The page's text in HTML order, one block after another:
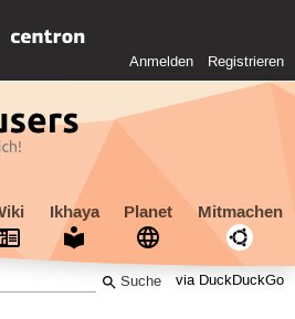
Anmelden Registrieren
Ikhaya Planet Mitmachen
via DuckDuckGo